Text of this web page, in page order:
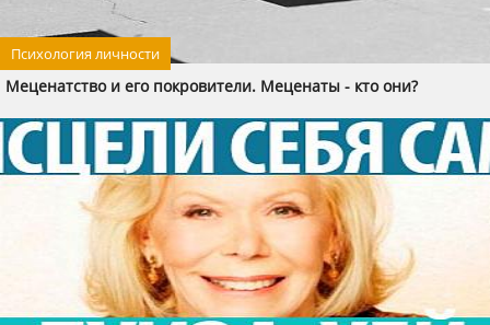
Психология личности
Меценатство и его покровители. Меценаты - кто они?